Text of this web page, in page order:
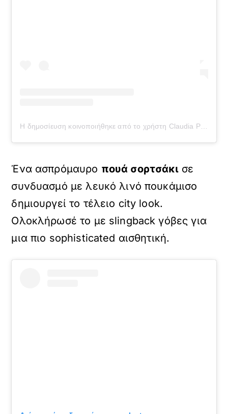
Η δημοσίευση κοινοποιήθηκε από το χρήστη Claudia Parras (@claudiaparrast)
Ένα ασπρόμαυρο πουά σορτσάκισε
συνδυασμό με λευκό λινό πουκάμισο
δημιουργεί το τέλειο city look.
Ολοκλήρωσέ το με slingback γόβες για
μια πιο sophisticated αισθητική.